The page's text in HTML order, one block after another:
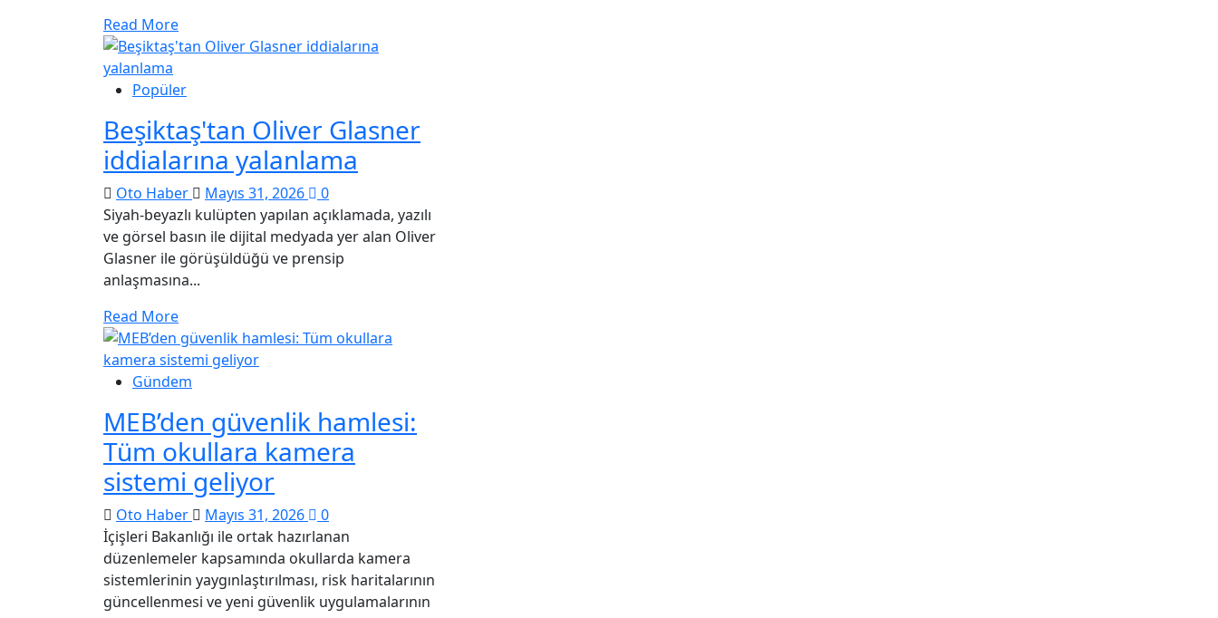
Read More
Popüler
Beşiktaş'tan Oliver Glasner
iddialarına yalanlama
Oto Haber Mayıs 31, 2026
0
Siyah-beyazlı kulüpten yapılan açıklamada, yazılı
ve görsel basın ile dijital medyada yer alan Oliver
Glasner ile görüşüldüğü ve prensip
anlaşmasına...
Read More
Gündem
MEB’den güvenlik hamlesi:
Tüm okullara kamera
sistemi geliyor
Oto Haber Mayıs 31, 2026
0
İçişleri Bakanlığı ile ortak hazırlanan
düzenlemeler kapsamında okullarda kamera
sistemlerinin yaygınlaştırılması, risk haritalarının
güncellenmesi ve yeni güvenlik uygulamalarının